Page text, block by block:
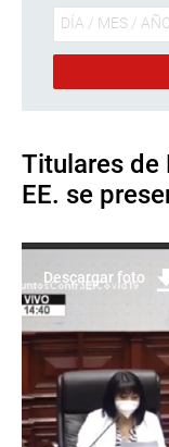
Titulares de
EE. se
Descargar foto